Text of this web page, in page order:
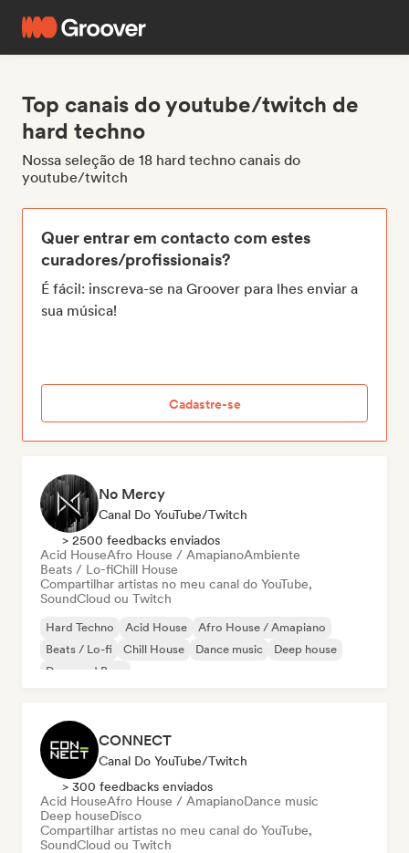
Top canais do youtube/twitch de
hard techno
Nossa seleção de 18 hard techno canais do
youtube/twitch
Quer entrar em contacto com estes
curadores/profissionais?
É fácil: inscreva-se na Groover para lhes enviar a
sua música!
Cadastre-se
No Mercy
Canal Do YouTube/Twitch
> 2500 feedbacks enviados
Acid HouseAfro House / AmapianoAmbiente
Beats / Lo-fiChill House
Compartilhar artistas no meu canal do YouTube,
SoundCloud ou Twitch
Hard Techno Acid House
Afro House / Amapiano
Beats / Lo-fi
Chill House Dance music
Deep house
Drum and Bass
CONNECT
Canal Do YouTube/Twitch
> 300 feedbacks enviados
Acid HouseAfro House / AmapianoDance music
Deep houseDisco
Compartilhar artistas no meu canal do YouTube,
SoundCloud ou Twitch